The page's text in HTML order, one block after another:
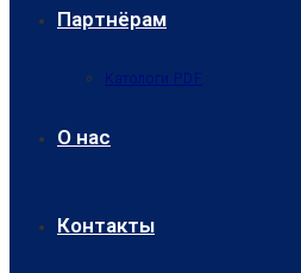
Партнёрам
Катологи PDF
О нас
Контакты